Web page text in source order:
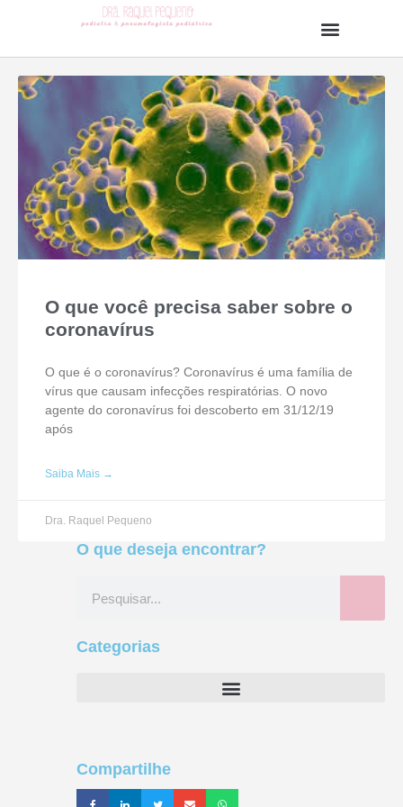
O que você precisa saber sobre o
coronavírus
O que é o coronavírus? Coronavírus é uma família de
vírus que causam infecções respiratórias. O novo
agente do coronavírus foi descoberto em 31/12/19
após
Saiba Mais →
Dra. Raquel Pequeno
O que deseja encontrar?
Categorias
Compartilhe